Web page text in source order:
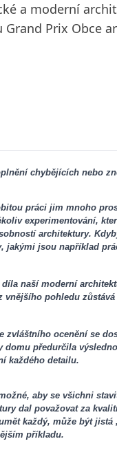
a moderní
Prix Obce
chybějících nebo
práci jim mnoho
experimentování,
architektury.
jakými jsou například
naší moderní
pohledu zůstává
zvláštního ocenění se
domu předurčila
každého detailu.
aby se všichni
dal považovat za
každý, může být jistá
příkladu.